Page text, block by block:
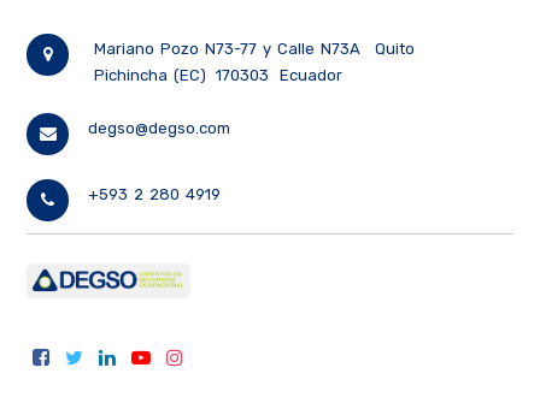
Mariano Pozo N73-77 y Calle N73A
Quito
Pichincha (EC)
170303 Ecuador
degso@degso.com
+593 2 280 4919